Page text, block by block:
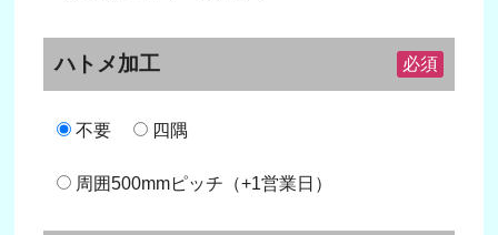
ハトメ加工 必須
不要 四隅
周囲500mmピッチ（+1営業日）